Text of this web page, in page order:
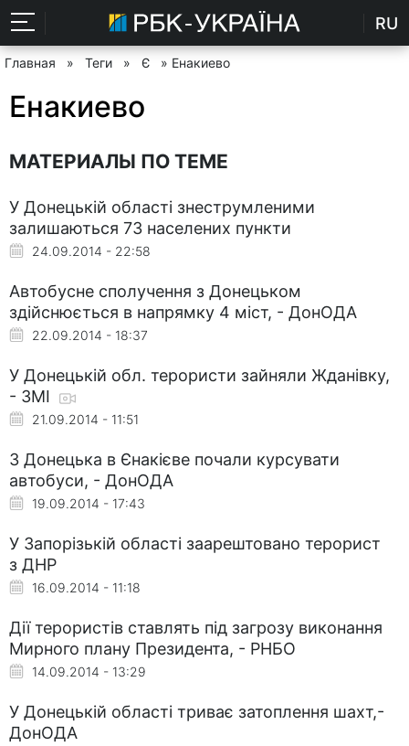
RU
Главная » Теги » Є » Енакиево
Енакиево
МАТЕРИАЛЫ ПО ТЕМЕ
У Донецькій області знеструмленими
залишаються 73 населених пункти
24.09.2014 - 22:58
Автобусне сполучення з Донецьком
здійснюється в напрямку 4 міст, - ДонОДА
22.09.2014 - 18:37
У Донецькій обл. терористи зайняли Жданівку,
- ЗМІ
21.09.2014 - 11:51
З Донецька в Єнакієве почали курсувати
автобуси, - ДонОДА
19.09.2014 - 17:43
У Запорізькій області заарештовано терорист
з ДНР
16.09.2014 - 11:18
Дії терористів ставлять під загрозу виконання
Мирного плану Президента, - РНБО
14.09.2014 - 13:29
У Донецькій області триває затоплення шахт,-
ДонОДА